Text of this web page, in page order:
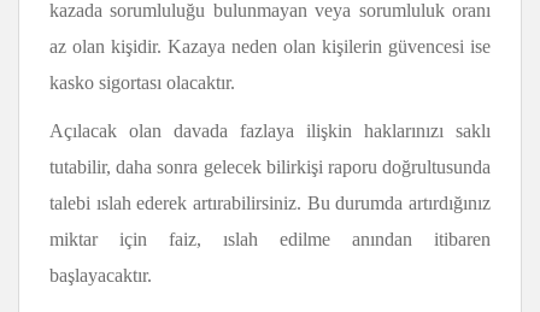
kazada sorumluluğu bulunmayan veya sorumluluk oranı
az olan kişidir. Kazaya neden olan kişilerin güvencesi ise
kasko sigortası olacaktır.
Açılacak olan davada fazlaya ilişkin haklarınızı saklı
tutabilir, daha sonra gelecek bilirkişi raporu doğrultusunda
talebi ıslah ederek artırabilirsiniz. Bu durumda artırdığınız
miktar için faiz, ıslah edilme anından itibaren
başlayacaktır.